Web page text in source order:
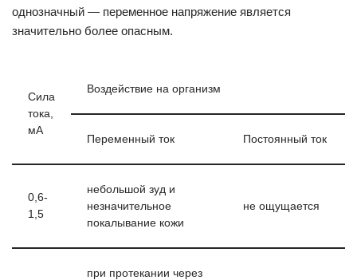
однозначный — переменное напряжение является
значительно более опасным.
Сила
тока,
мА
Воздействие на организм
Переменный ток Постоянный ток
0,6-
1,5
небольшой зуд и
незначительное
покалывание кожи
не ощущается
при протекании через